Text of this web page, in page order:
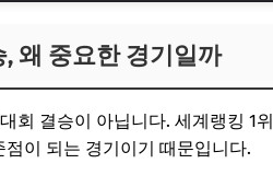
왜 중요한 경기일까
회 결승이 아닙니다. 세계랭킹 1위
이 되는 경기이기 때문입니다.